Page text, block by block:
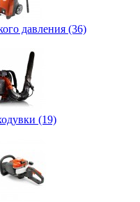
давления (36)
(19)